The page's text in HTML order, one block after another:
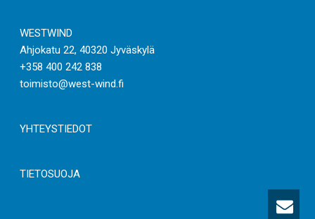
WESTWIND
Ahjokatu 22, 40320 Jyväskylä
+358 400 242 838
toimisto@west-wind.fi
YHTEYSTIEDOT
TIETOSUOJA